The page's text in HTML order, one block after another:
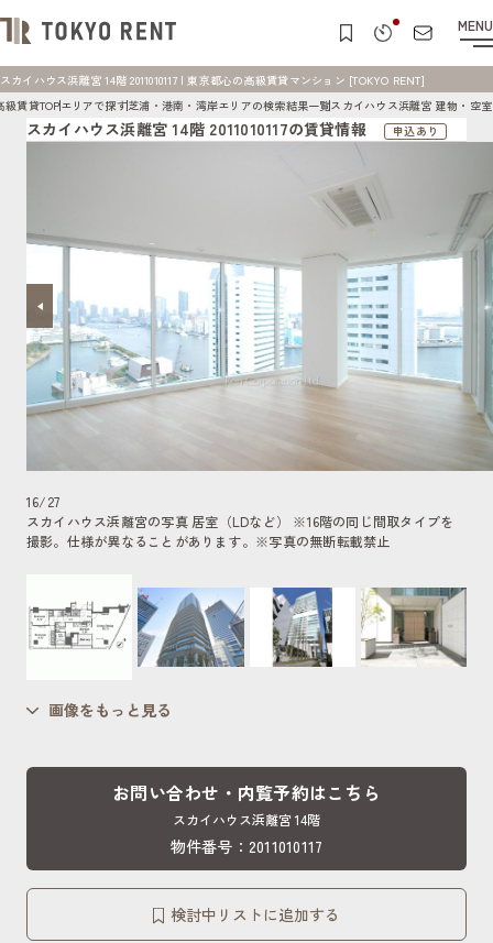
MENU
スカイハウス浜離宮 14階 2011010117 | 東京都心の高級賃貸マンション [TOKYO RENT]
級賃貸TOPエリアで探す芝浦・港南・湾岸エリアの検索結果一覧スカイハウス浜離宮 建物・空
スカイハウス浜離宮 14階 2011010117の賃貸情報 申込あり
16/27
スカイハウス浜離宮の写真 居室（LDなど） ※16階の同じ間取タイプを
撮影。仕様が異なることがあります。 ※写真の無断転載禁止
画像をもっと見る
お問い合わせ・内覧予約はこちら
スカイハウス浜離宮 14階
物件番号：2011010117
検討中リストに追加する